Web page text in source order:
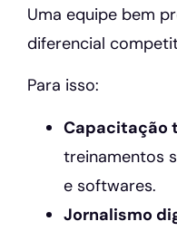
Uma equipe bem
diferencial
Para isso:
Capacitação
treinamentos
e softwares.
Jornalismo